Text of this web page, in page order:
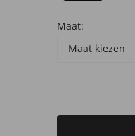
Maat:
Maat kiezen